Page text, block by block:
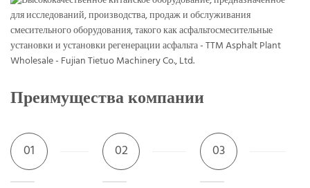
Преимущества компании
01 02 03